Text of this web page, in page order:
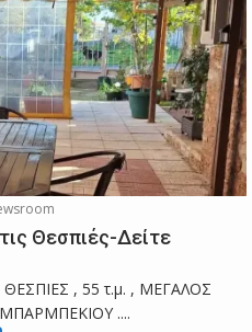
Θεσπιές-Δείτε
, 55 τ.μ. , ΜΕΓΑΛΟΣ
....